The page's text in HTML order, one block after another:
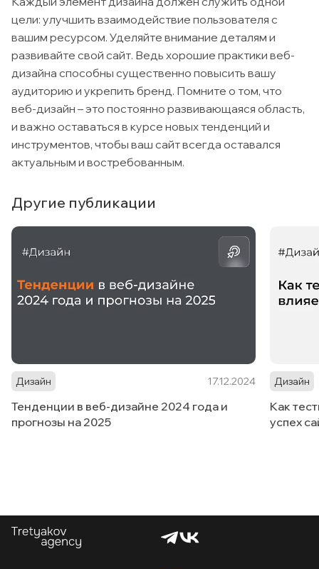
цели: улучшить взаимодействие пользователя с
вашим ресурсом. Уделяйте внимание деталям и
развивайте свой сайт. Ведь хорошие практики веб-
дизайна способны существенно повысить вашу
аудиторию и укрепить бренд. Помните о том, что
веб-дизайн – это постоянно развивающаяся область,
и важно оставаться в курсе новых тенденций и
инструментов, чтобы ваш сайт всегда оставался
актуальным и востребованным.
Другие публикации
Дизайн 17.12.2024
Тенденции в веб-дизайне 2024 года и
прогнозы на 2025
Дизайн
Как
успех